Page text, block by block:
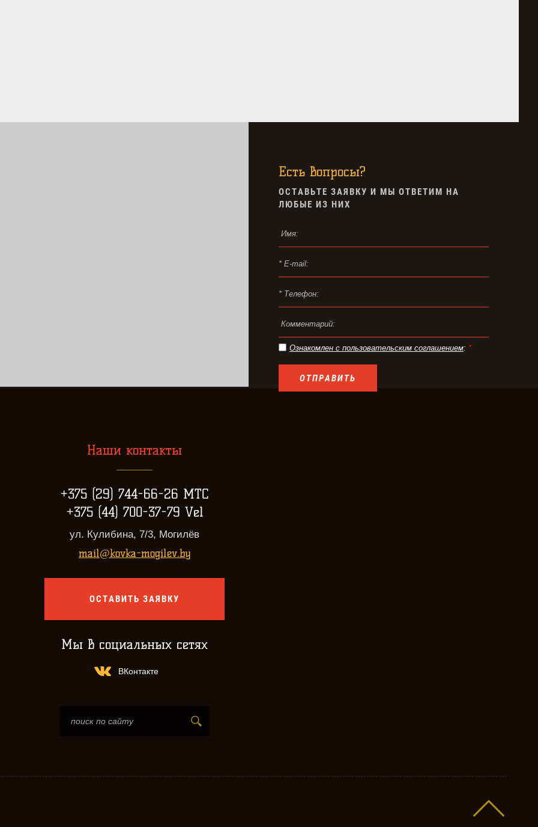
Есть вопросы?
ОСТАВЬТЕ ЗАЯВКУ И МЫ ОТВЕТИМ НА
ЛЮБЫЕ ИЗ НИХ
Ознакомлен с пользовательским соглашением: *
ОТПРАВИТЬ
Наши контакты
+375 (29) 744-66-26 МТС
+375 (44) 700-37-79 Vel
ул. Кулибина, 7/3, Могилёв
mail@kovka-mogilev.by
ОСТАВИТЬ ЗАЯВКУ
Мы в социальных сетях
ВКонтакте